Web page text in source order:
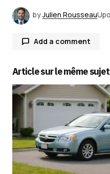
byJulien Rousseau
Add a comment
Votre adresse e-mail
champs obligatoires
Comment*
Article sur le même